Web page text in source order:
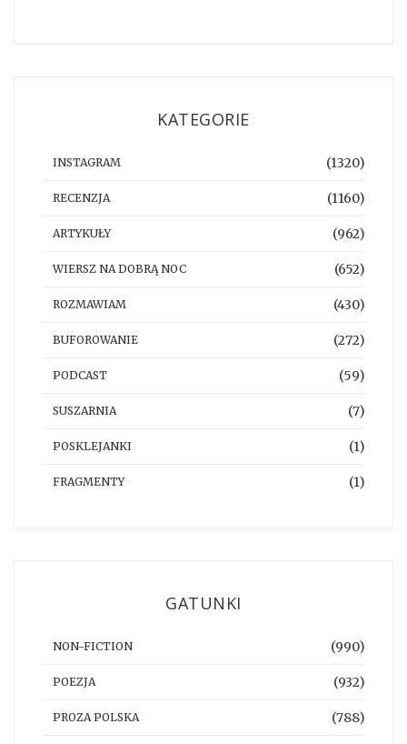
KATEGORIE
INSTAGRAM (1320)
RECENZJA (1160)
ARTYKUŁY (962)
WIERSZ NA DOBRĄ NOC (652)
ROZMAWIAM (430)
BUFOROWANIE (272)
PODCAST (59)
SUSZARNIA (7)
POSKLEJANKI (1)
FRAGMENTY (1)
GATUNKI
NON-FICTION (990)
POEZJA (932)
PROZA POLSKA (788)